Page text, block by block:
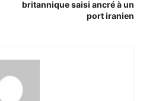
britannique saisi ancré à un
port iranien